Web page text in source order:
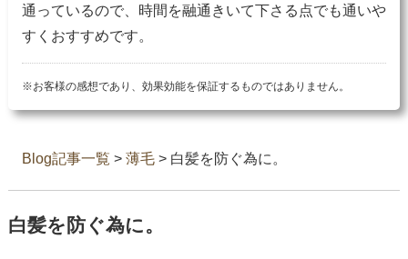
通っているので、時間を融通きいて下さる点でも通いや
すくおすすめです。
※お客様の感想であり、効果効能を保証するものではありません。
Blog記事一覧 > 薄毛> 白髪を防ぐ為に。
白髪を防ぐ為に。